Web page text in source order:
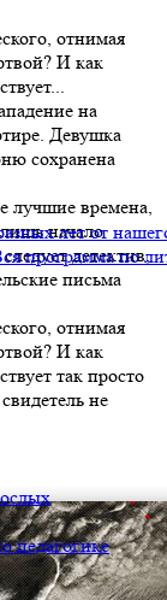
лет от
программа по
педагогике
отнимая
И как
на
Девушка
сохранена
лучшие времена,
лишь начало
детектив,
письма
отнимая
И как
так просто
не